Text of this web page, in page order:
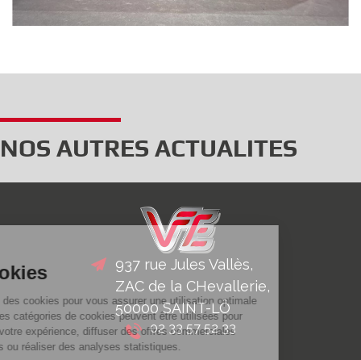
NOS AUTRES ACTUALITES
937 rue Jules Vallès,
ZAC de la CHevallerie,
50000 SAINT-LÔ
02 33 57 52 33
des Cookies
Nous utilisons des cookies pour vous assurer une utilisation optimale
du site. D’autres catégories de cookies peuvent être utilisées pour
personnaliser votre expérience, diffuser des offres commerciales
personnalisées ou réaliser des analyses statistiques.